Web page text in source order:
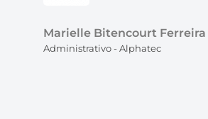
Jullianne S. Nogueira Borges